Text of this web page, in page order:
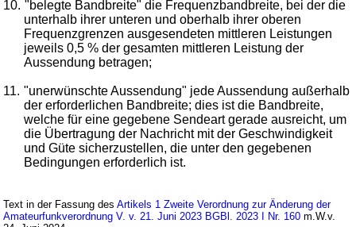
10. "belegte Bandbreite" die Frequenzbandbreite, bei der die
unterhalb ihrer unteren und oberhalb ihrer oberen
Frequenzgrenzen ausgesendeten mittleren Leistungen
jeweils 0,5 % der gesamten mittleren Leistung der
Aussendung betragen;
11. "unerwünschte Aussendung" jede Aussendung außerhalb
der erforderlichen Bandbreite; dies ist die Bandbreite,
welche für eine gegebene Sendeart gerade ausreicht, um
die Übertragung der Nachricht mit der Geschwindigkeit
und Güte sicherzustellen, die unter den gegebenen
Bedingungen erforderlich ist.
Text in der Fassung desArtikels 1 Zweite Verordnung zur Änderung der
Amateurfunkverordnung V. v. 21. Juni 2023 BGBl. 2023 I Nr. 160 m.W.v.